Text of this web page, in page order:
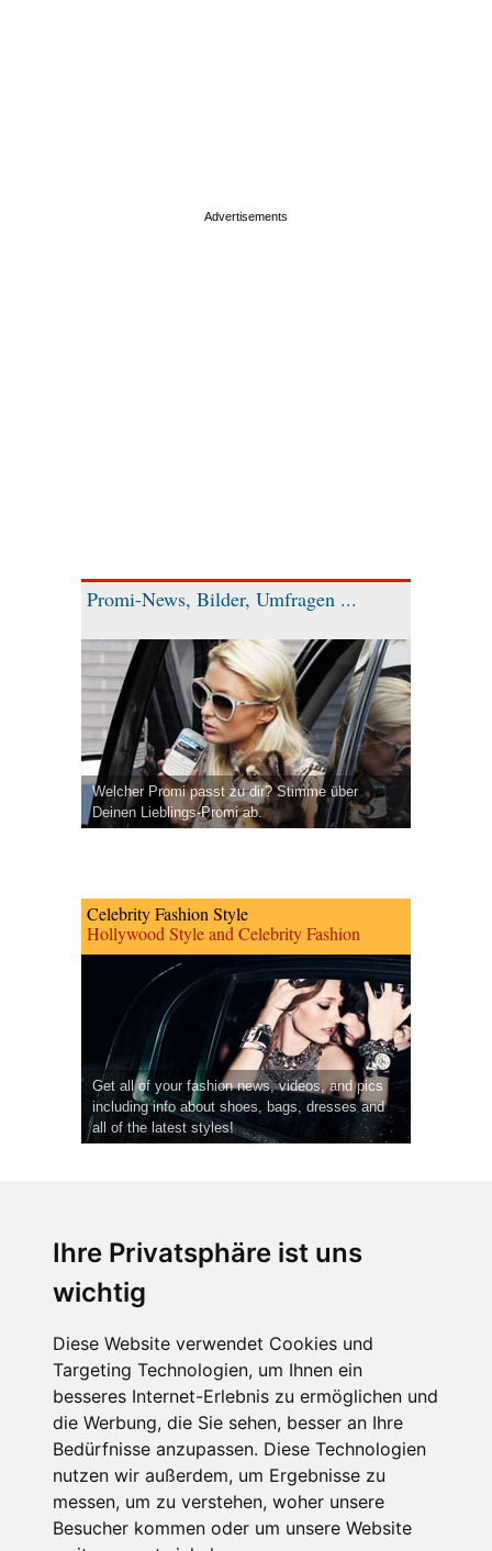
Ihre Privatsphäre ist uns
wichtig
Diese Website verwendet Cookies und
Targeting Technologien, um Ihnen ein
besseres Internet-Erlebnis zu ermöglichen und
die Werbung, die Sie sehen, besser an Ihre
Bedürfnisse anzupassen. Diese Technologien
nutzen wir außerdem, um Ergebnisse zu
messen, um zu verstehen, woher unsere
Besucher kommen oder um unsere Website
Promi-News, Bilder, Umfragen ...
Welcher Promi passt zu dir? Stimme über
Deinen Lieblings-Promi ab.
Celebrity Fashion Style
Hollywood Style and Celebrity Fashion
Get all of your fashion news, videos, and pics
including info about shoes, bags, dresses and
all of the latest styles!
CPost.org© 2013-2023 The Celebrity Post.
Terms of Use Privacy | Cookies Policy( Einstellungen ändern
About Us
Advertising
Contact Us